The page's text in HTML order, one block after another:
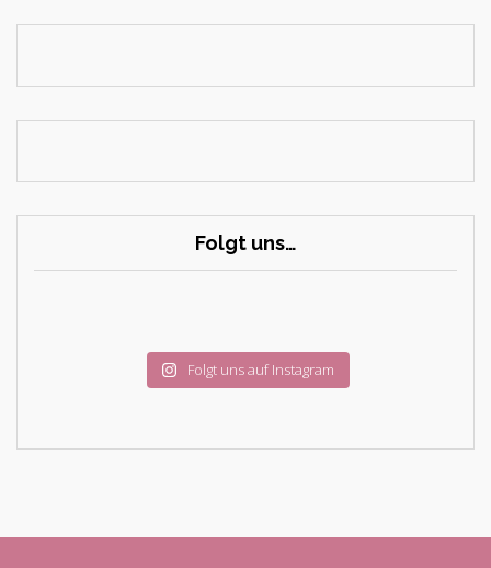
Folgt uns…
Folgt uns auf Instagram